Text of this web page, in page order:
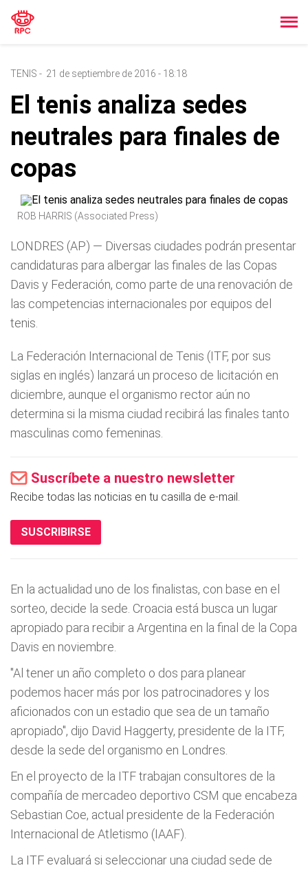
TENIS - 21 de septiembre de 2016 - 18:18
El tenis analiza sedes
neutrales para finales de
copas
ROB HARRIS (Associated Press)
LONDRES (AP) — Diversas ciudades podrán presentar
candidaturas para albergar las finales de las Copas
Davis y Federación, como parte de una renovación de
las competencias internacionales por equipos del
tenis.
La Federación Internacional de Tenis (ITF, por sus
siglas en inglés) lanzará un proceso de licitación en
diciembre, aunque el organismo rector aún no
determina si la misma ciudad recibirá las finales tanto
masculinas como femeninas.
Suscríbete a nuestro newsletter
Recibe todas las noticias en tu casilla de e-mail.
SUSCRIBIRSE
En la actualidad uno de los finalistas, con base en el
sorteo, decide la sede. Croacia está busca un lugar
apropiado para recibir a Argentina en la final de la Copa
Davis en noviembre.
"Al tener un año completo o dos para planear
podemos hacer más por los patrocinadores y los
aficionados con un estadio que sea de un tamaño
apropiado", dijo David Haggerty, presidente de la ITF,
desde la sede del organismo en Londres.
En el proyecto de la ITF trabajan consultores de la
compañía de mercadeo deportivo CSM que encabeza
Sebastian Coe, actual presidente de la Federación
Internacional de Atletismo (IAAF).
La ITF evaluará si seleccionar una ciudad sede de